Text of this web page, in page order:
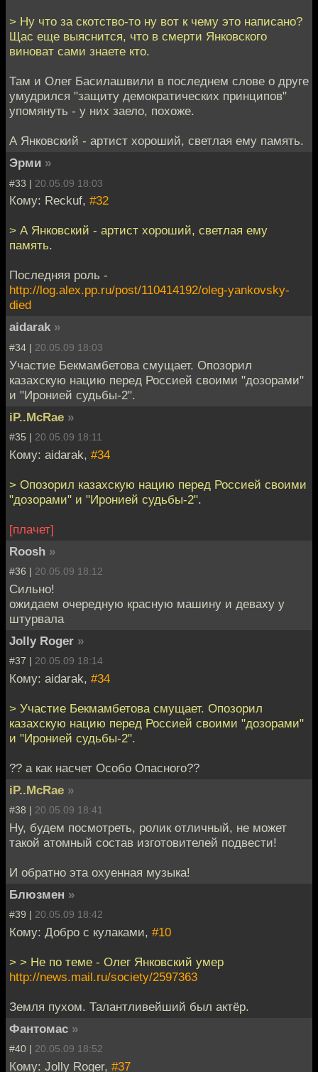
> Ну что за скотство-то ну вот к чему это написано?
Щас еще выяснится, что в смерти Янковского
виноват сами знаете кто.
Там и Олег Басилашвили в последнем слове о друге
умудрился "защиту демократических принципов"
упомянуть - у них заело, похоже.
А Янковский - артист хороший, светлая ему память.
Эрми »
#33 | 20.05.09 18:03
Кому: Reckuf, #32
> А Янковский - артист хороший, светлая ему
память.
Последняя роль -
http://log.alex.pp.ru/post/110414192/oleg-yankovsky-
died
aidarak »
#34 | 20.05.09 18:03
Участие Бекмамбетова смущает. Опозорил
казахскую нацию перед Россией своими "дозорами"
и "Иронией судьбы-2".
iP..McRae »
#35 | 20.05.09 18:11
Кому: aidarak, #34
> Опозорил казахскую нацию перед Россией своими
"дозорами" и "Иронией судьбы-2".
[плачет]
Roosh »
#36 | 20.05.09 18:12
Сильно!
ожидаем очередную красную машину и деваху у
штурвала
Jolly Roger »
#37 | 20.05.09 18:14
Кому: aidarak, #34
> Участие Бекмамбетова смущает. Опозорил
казахскую нацию перед Россией своими "дозорами"
и "Иронией судьбы-2".
?? а как насчет Особо Опасного??
iP..McRae »
#38 | 20.05.09 18:41
Ну, будем посмотреть, ролик отличный, не может
такой атомный состав изготовителей подвести!
И обратно эта охуенная музыка!
Блюзмен »
#39 | 20.05.09 18:42
Кому: Добро с кулаками, #10
> > Не по теме - Олег Янковский умер
http://news.mail.ru/society/2597363
Земля пухом. Талантливейший был актёр.
Фантомас »
#40 | 20.05.09 18:52
Кому: Jolly Roger, #37